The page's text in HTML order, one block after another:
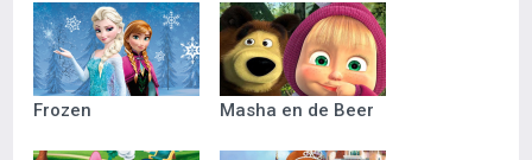
Frozen Masha en de Beer